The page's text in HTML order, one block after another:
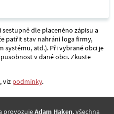
dle placenéno zápisu a
patřit stav nahrání loga firmy,
atd.). Při vybrané obci je
v dané obci. Zkuste
viz podmínky.
provozujeAdam Haken, všechna